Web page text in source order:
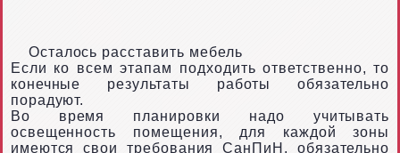
Осталось расставить мебель
Если ко всем этапам подходить ответственно, то
конечные результаты работы обязательно
порадуют.
Во время планировки надо учитывать
освещенность помещения, для каждой зоны
имеются свои требования СанПиН, обязательно